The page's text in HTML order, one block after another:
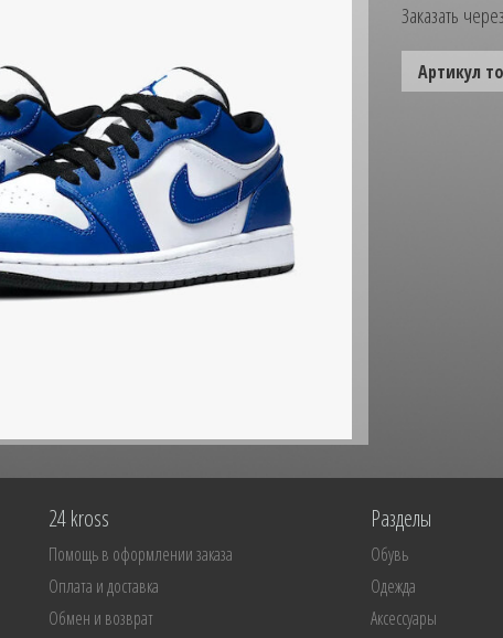
Заказать
Артикул
24 kross
Помощь в оформлении заказа
Оплата и доставка
Обмен и возврат
Разделы
Обувь
Одежда
Аксессуары